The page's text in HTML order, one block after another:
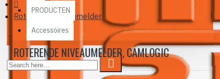
PRODUCTEN
Accessoires
Roterende niveaumelder
ROTERENDE NIVEAUMELDER, CAMLOGIC